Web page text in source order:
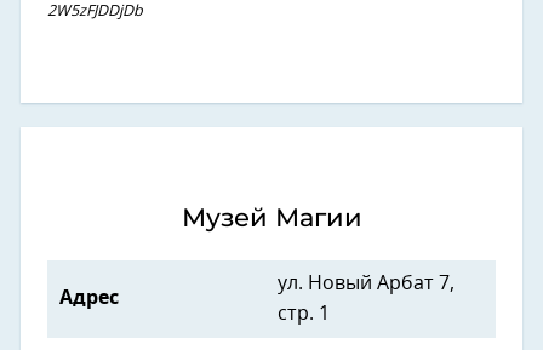
2W5zFJDDjDb
Музей Магии
Адрес
ул. Новый Арбат 7,
стр. 1